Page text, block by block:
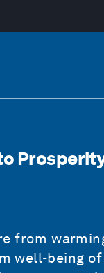
from
well-being